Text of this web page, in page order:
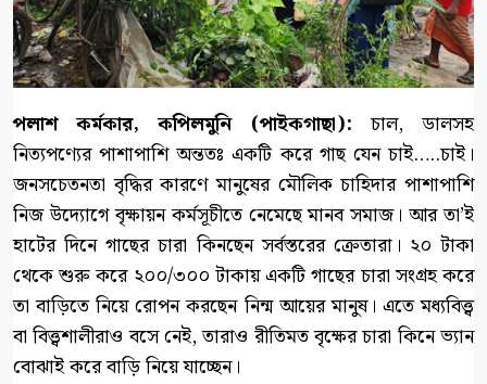
পলাশ কর্মকার, কপিলমুনি (পাইকগাছা): চাল, ডালসহ
নিত্যপণ্যের পাশাপাশি অন্ততঃ একটি করে গাছ যেন চাই…..চাই।
জনসচেতনতা বৃদ্ধির কারণে মানুষের মৌলিক চাহিদার পাশাপাশি
নিজ উদ্যোগে বৃক্ষায়ন কর্মসূচীতে নেমেছে মানব সমাজ। আর তা’ই
হাটের দিনে গাছের চারা কিনছেন সর্বস্তরের ক্রেতারা। ২০ টাকা
থেকে শুরু করে ২০০/৩০০ টাকায় একটি গাছের চারা সংগ্রহ করে
তা বাড়িতে নিয়ে রোপন করছেন নিন্ম আয়ের মানুষ। এতে মধ্যবিত্ত্ব
বা বিত্ত্বশালীরাও বসে নেই, তারাও রীতিমত বৃক্ষের চারা কিনে ভ্যান
বোঝাই করে বাড়ি নিয়ে যাচ্ছেন।